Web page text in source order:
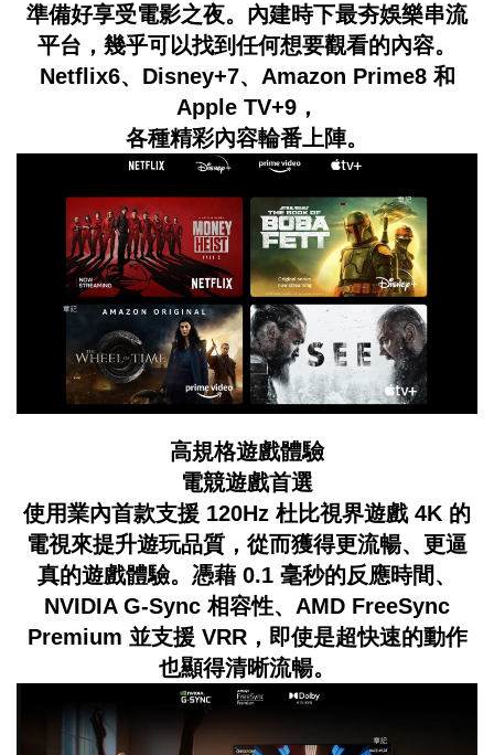
準備好享受電影之夜。內建時下最夯娛樂串流
平台，幾乎可以找到任何想要觀看的內容。
Netflix6、Disney+7、Amazon Prime8 和
Apple TV+9，
各種精彩內容輪番上陣。
高規格遊戲體驗
電競遊戲首選
使用業內首款支援 120Hz 杜比視界遊戲 4K 的
電視來提升遊玩品質，從而獲得更流暢、更逼
真的遊戲體驗。憑藉 0.1 毫秒的反應時間、
NVIDIA G-Sync 相容性、AMD FreeSync
Premium 並支援 VRR，即使是超快速的動作
也顯得清晰流暢。